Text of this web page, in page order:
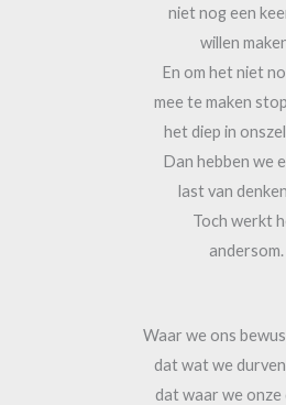
niet nog een
willen
En om het niet
mee te maken
het diep in
Dan hebben we
last van
Toch werkt
andersom.
Waar we ons
dat wat we
dat waar we onze